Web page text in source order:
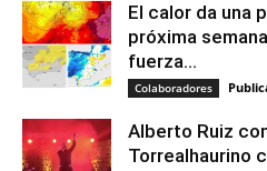
El calor da una
próxima
fuerza...
Colaboradores
Alberto Ruiz
Torrealhaurino